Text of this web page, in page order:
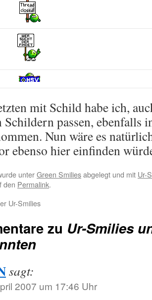
mit Schild habe ich,
Schildern passen, ebenfalls
Nun wäre es
ebenso hier einfinden
unterGreen Smiliesabgelegt und mit Ur-
den Permalink.
Ur-Smilies
zu Ur-Smilies
sagt:
2007 um 17:46 Uhr